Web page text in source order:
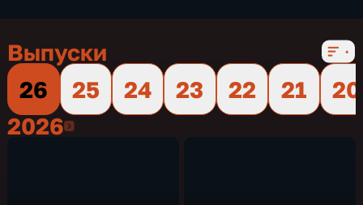
Выпуски
26
25 24 23 22 21
20
20262026